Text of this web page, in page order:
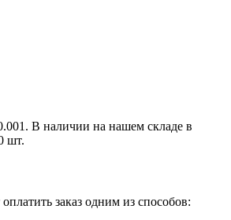
В наличии на нашем складе в
шт.
заказ одним из способов: